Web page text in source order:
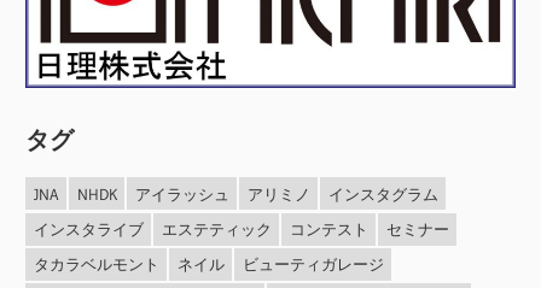
ン
タグ
JNA NHDK アイラッシュ アリミノ
インスタグラム
インスタライブ
エステティック コンテスト
セミナー
タカラベルモント
ネイル
ビューティガレージ